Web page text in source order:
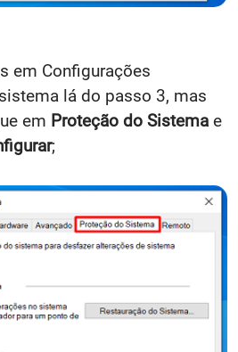
em Configurações
lá do passo 3, mas
em Proteção do Sistema e
;